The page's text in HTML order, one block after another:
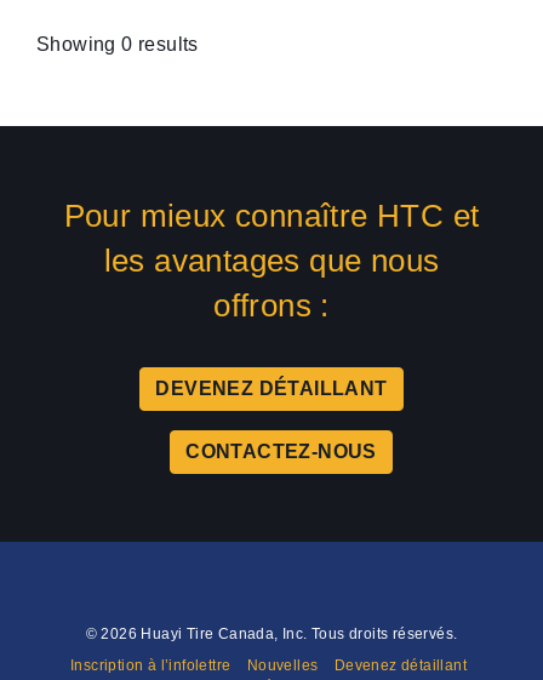
Showing 0 results
Pour mieux connaître HTC et
les avantages que nous
offrons :
DEVENEZ DÉTAILLANT
CONTACTEZ-NOUS
© 2026 Huayi Tire Canada, Inc. Tous droits réservés.
Inscription à l’infolettre
Nouvelles
Devenez détaillant